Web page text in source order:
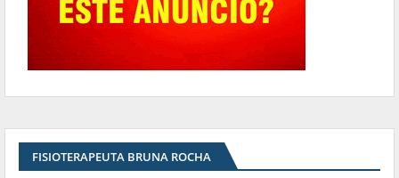
FISIOTERAPEUTA BRUNA ROCHA